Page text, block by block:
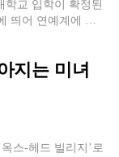
학교 입학이 확정된
띄어 연예계에 데
업하고 카이스트
꿈꿨지만 부모님
지는 미녀
스-헤드 빌리지’로